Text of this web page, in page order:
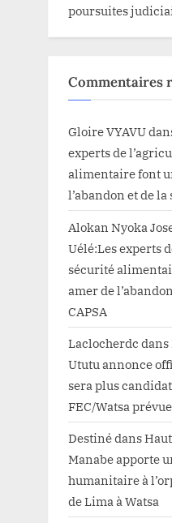
poursuites
Commentaires
Gloire VYAVU
experts de
alimentaire font
l’abandon et de
Alokan Nyoka
Uélé:Les experts
sécurité
amer de
CAPSA
Laclocherdc dans
Ututu annonce
sera plus
FEC/Watsa
Destinédans
Manabe apporte
humanitaire à
de Lima à Watsa